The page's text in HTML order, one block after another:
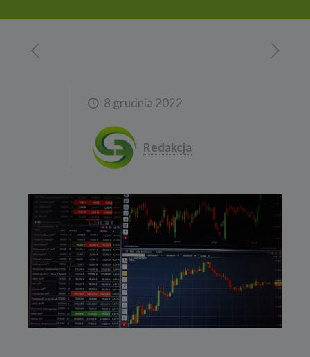
8 grudnia 2022
Redakcja